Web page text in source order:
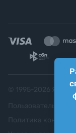
Яркий
Политика